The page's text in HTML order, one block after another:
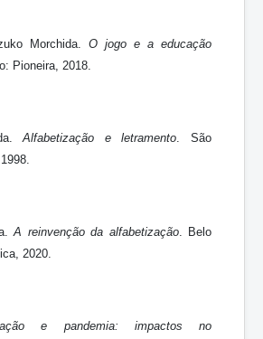
Morchida. O jogo e a educação
Pioneira, 2018.
Alfabetização e letramento . São
A reinvenção da alfabetização. Belo
2020.
e pandemia: impactos no